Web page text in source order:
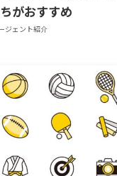
がおすすめ
ジェント紹介